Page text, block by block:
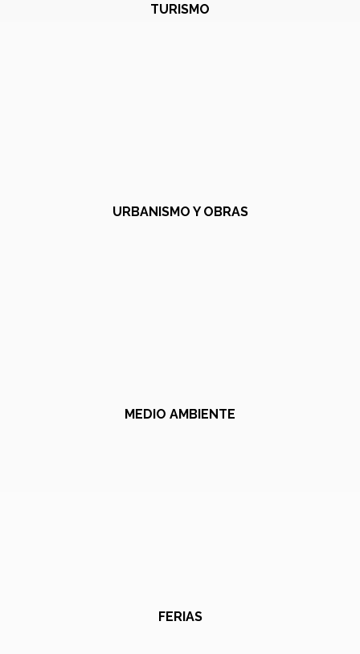
TURISMO
URBANISMO Y OBRAS
MEDIO AMBIENTE
FERIAS